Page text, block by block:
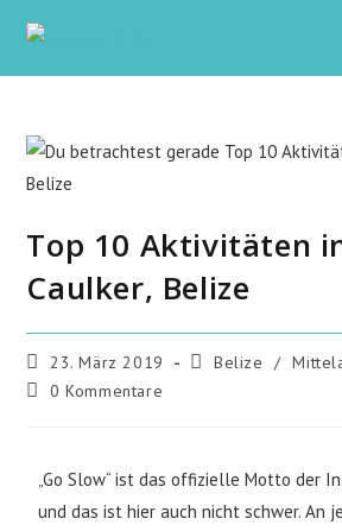
Top 10 Aktivitäten
Caulker, Belize
23. März 2019 Belize /
0 Kommentare
„Go Slow“ ist das offizielle Motto der
und das ist hier auch nicht schwer. An